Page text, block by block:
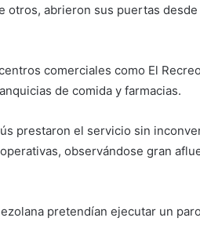
otros, abrieron sus puertas
comerciales como El
de comida y farmacias.
prestaron el servicio sin
observándose gran
pretendían ejecutar un